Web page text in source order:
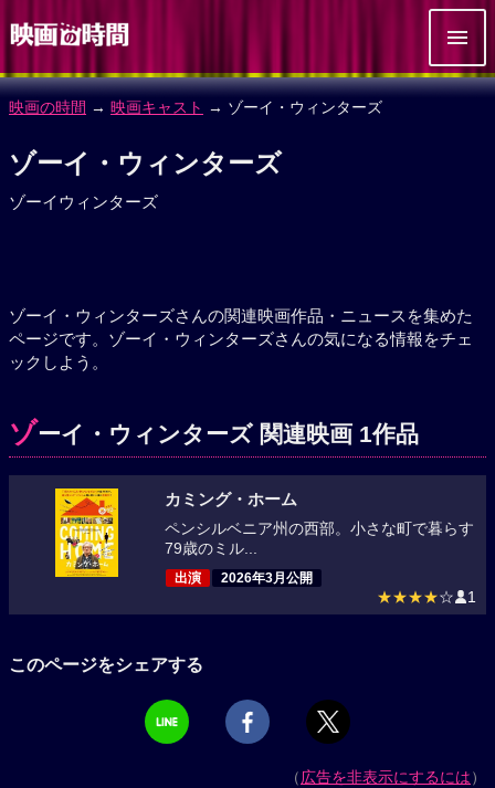
映画の時間 → 映画キャスト → ゾーイ・ウィンターズ
ゾーイ・ウィンターズ
ゾーイウィンターズ
ゾーイ・ウィンターズさんの関連映画作品・ニュースを集めた
ページです。ゾーイ・ウィンターズさんの気になる情報をチェ
ックしよう。
ゾーイ・ウィンターズ 関連映画 1作品
カミング・ホーム
ペンシルベニア州の西部。小さな町で暮らす
79歳のミル...
出演 2026年3月公開
★★★★☆ 1
このページをシェアする
（広告を非表示にするには）